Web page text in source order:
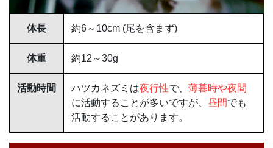
体長 約6～10cm (尾を含まず)
体重 約12～30g
活動時間 ハツカネズミは夜行性で、 薄暮時や夜間
に活動することが多いですが、 昼間でも
活動することがあります。